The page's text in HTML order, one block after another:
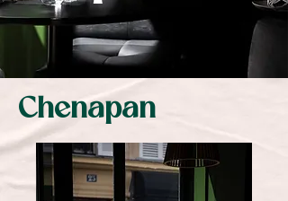
Chenapan